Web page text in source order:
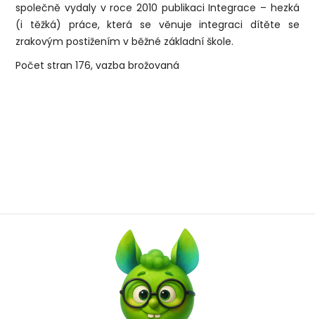
společně vydaly v roce 2010 publikaci Integrace – hezká
(i těžká) práce, která se věnuje integraci dítěte se
zrakovým postižením v běžné základní škole.
Počet stran 176, vazba brožovaná